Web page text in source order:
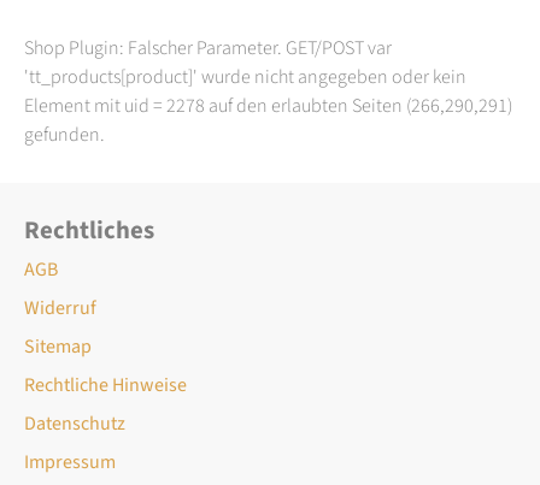
Shop Plugin: Falscher Parameter. GET/POST var
'tt_products[product]' wurde nicht angegeben oder kein
Element mit uid = 2278 auf den erlaubten Seiten (266,290,291)
gefunden.
Rechtliches
AGB
Widerruf
Sitemap
Rechtliche Hinweise
Datenschutz
Impressum